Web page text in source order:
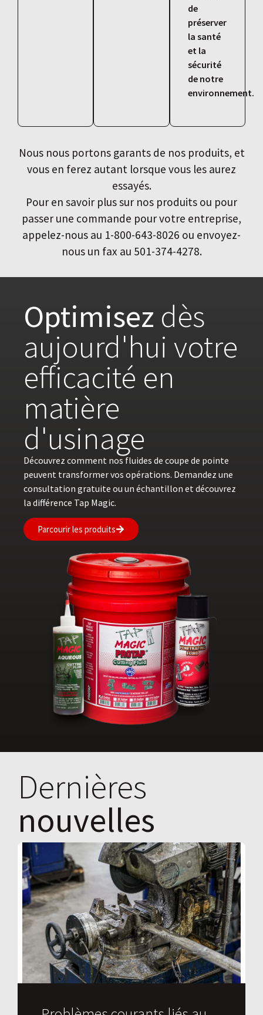
de
préserver
la santé
et la
sécurité
de notre
environnement.
Nous nous portons garants de nos produits, et
vous en ferez autant lorsque vous les aurez
essayés.
Pour en savoir plus sur nos produits ou pour
passer une commande pour votre entreprise,
appelez-nous au 1-800-643-8026 ou envoyez-
nous un fax au 501-374-4278.
Optimisez dès
aujourd'hui votre
efficacité en
matière
d'usinage
Découvrez comment nos fluides de coupe de pointe
peuvent transformer vos opérations. Demandez une
consultation gratuite ou un échantillon et découvrez
la différence Tap Magic.
Parcourir les produits
Dernières
nouvelles